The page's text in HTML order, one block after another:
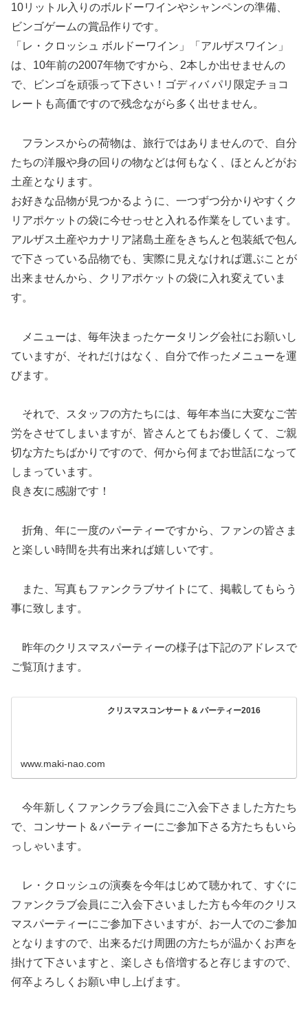
10リットル入りのボルドーワインやシャンペンの準備、
ビンゴゲームの賞品作りです。
「レ・クロッシュ ボルドーワイン」「アルザスワイン」
は、10年前の2007年物ですから、2本しか出せませんの
で、ビンゴを頑張って下さい！ゴディバ パリ限定チョコ
レートも高価ですので残念ながら多く出せません。
フランスからの荷物は、旅行ではありませんので、自分
たちの洋服や身の回りの物などは何もなく、ほとんどがお
土産となります。
お好きな品物が見つかるように、一つずつ分かりやすくク
リアポケットの袋に今せっせと入れる作業をしています。
アルザス土産やカナリア諸島土産をきちんと包装紙で包ん
で下さっている品物でも、実際に見えなければ選ぶことが
出来ませんから、クリアポケットの袋に入れ変えていま
す。
メニューは、毎年決まったケータリング会社にお願いし
ていますが、それだけはなく、自分で作ったメニューを運
びます。
それで、スタッフの方たちには、毎年本当に大変なご苦
労をさせてしまいますが、皆さんとてもお優しくて、ご親
切な方たちばかりですので、何から何までお世話になって
しまっています。
良き友に感謝です！
折角、年に一度のパーティーですから、ファンの皆さま
と楽しい時間を共有出来れば嬉しいです。
また、写真もファンクラブサイトにて、掲載してもらう
事に致します。
昨年のクリスマスパーティーの様子は下記のアドレスで
ご覧頂けます。
クリスマスコンサート & パーティー2016
www.maki-nao.com
今年新しくファンクラブ会員にご入会下さました方たち
で、コンサート＆パーティーにご参加下さる方たちもいら
っしゃいます。
レ・クロッシュの演奏を今年はじめて聴かれて、すぐに
ファンクラブ会員にご入会下さいました方も今年のクリス
マスパーティーにご参加下さいますが、お一人でのご参加
となりますので、出来るだけ周囲の方たちが温かくお声を
掛けて下さいますと、楽しさも倍増すると存じますので、
何卒よろしくお願い申し上げます。